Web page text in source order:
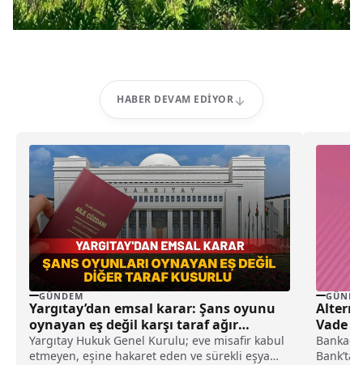
HABER DEVAM EDIYOR
GÜNDEM
Yargıtay’dan emsal karar: Şans oyunu
oynayan eş değil karşı taraf ağır
kusurlu sayıldı
Yargıtay Hukuk Genel Kurulu; eve misafir kabul
etmeyen, eşine hakaret eden ve sürekli eşya
Vade